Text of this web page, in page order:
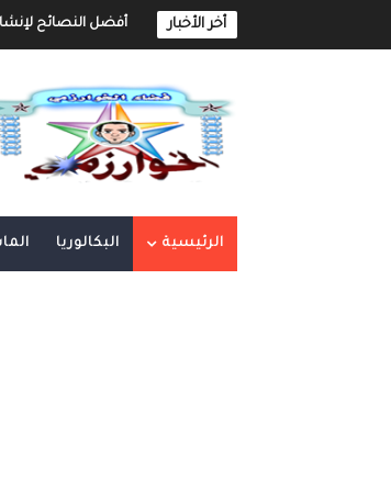
أخر الأخبار أفضل النصائح
أفضل طرق الربح من
خطوة بخطوة كيفية
إنشاء المحتوى
الرئيسية البكالوريا